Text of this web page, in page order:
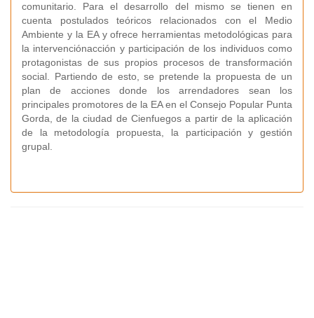
comunitario. Para el desarrollo del mismo se tienen en
cuenta postulados teóricos relacionados con el Medio
Ambiente y la EA y ofrece herramientas metodológicas para
la intervenciónacción y participación de los individuos como
protagonistas de sus propios procesos de transformación
social. Partiendo de esto, se pretende la propuesta de un
plan de acciones donde los arrendadores sean los
principales promotores de la EA en el Consejo Popular Punta
Gorda, de la ciudad de Cienfuegos a partir de la aplicación
de la metodología propuesta, la participación y gestión
grupal.